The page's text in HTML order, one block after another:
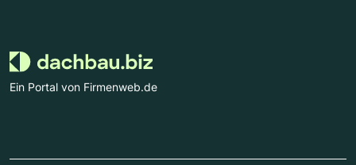
Ein Portal von Firmenweb.de